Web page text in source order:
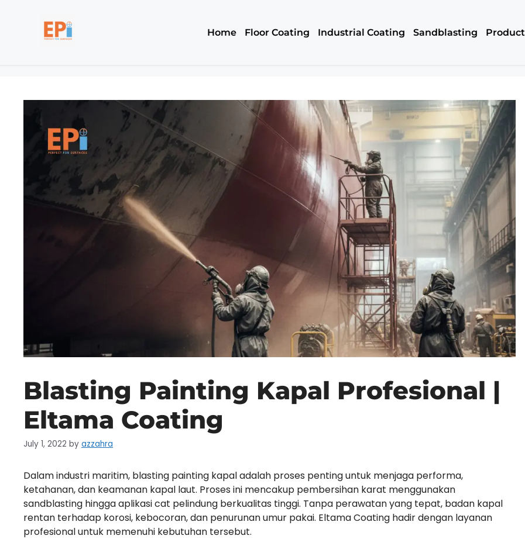
Home Floor Coating Industrial Coating Sandblasting Product
Blasting Painting Kapal Profesional |
Eltama Coating
July 1, 2022 by azzahra
Dalam industri maritim, blasting painting kapal adalah proses penting untuk menjaga performa,
ketahanan, dan keamanan kapal laut. Proses ini mencakup pembersihan karat menggunakan
sandblasting hingga aplikasi cat pelindung berkualitas tinggi. Tanpa perawatan yang tepat, badan kapal
rentan terhadap korosi, kebocoran, dan penurunan umur pakai. Eltama Coating hadir dengan layanan
profesional untuk memenuhi kebutuhan tersebut.